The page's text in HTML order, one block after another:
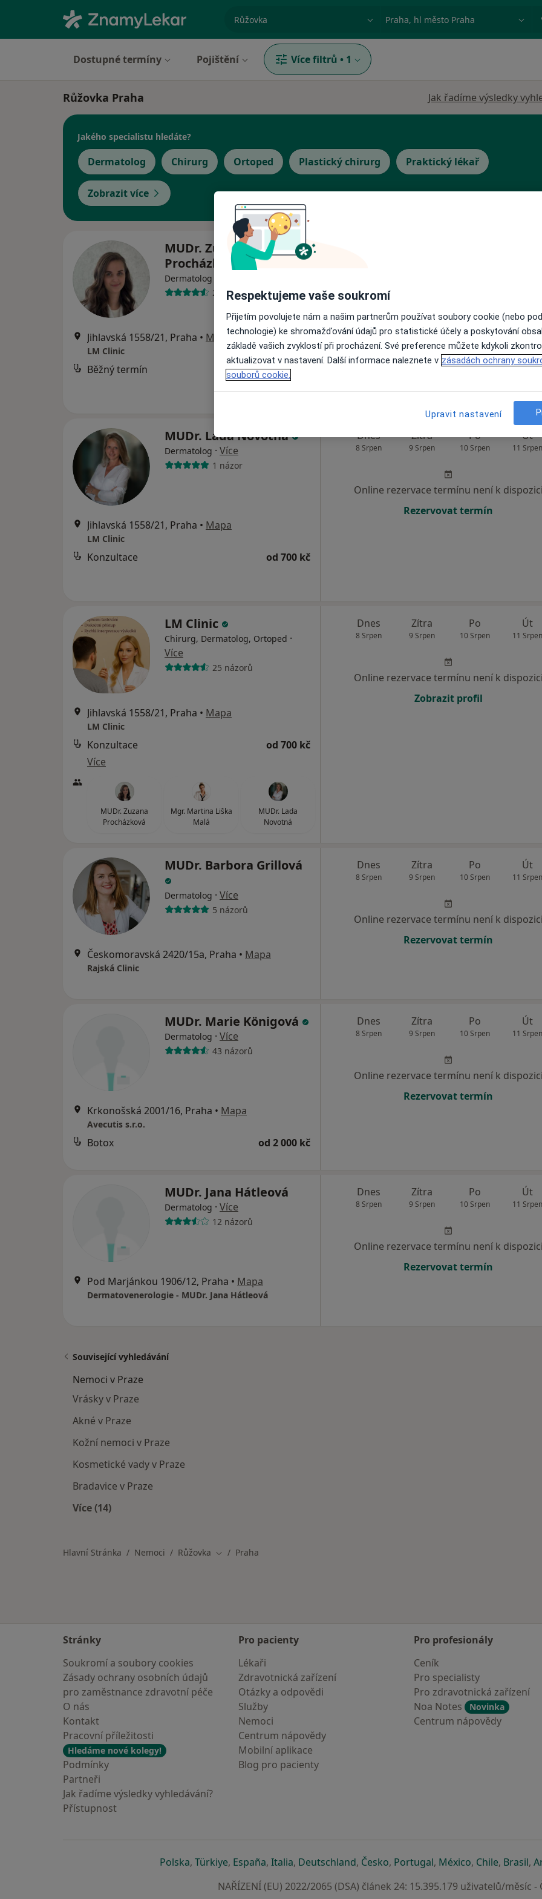
specializace, nemoc nebo příjmení Město nebo region
Dostupné termíny Pojištění Více filtrů • 1
Růžovka Praha Jak řadíme výsledky
Jakého specialistu hledáte?
Dermatolog Chirurg Ortoped Plastický chirurg Praktický lékař
Zobrazit více
MUDr. Zuzana
Procházková
Dermatolog
24 názorů
Jihlavská 1558/21, Praha • Mapa
LM Clinic
Běžný termín 3 800 Kč
Online rezervace termínu není k dispozici
Rezervovat termín
MUDr. Lada Novotná
Dermatolog · Více
1 názor
Jihlavská 1558/21, Praha • Mapa
LM Clinic
Konzultace od 700 kč
Dnes
8 Srpen
Zítra
9 Srpen
Po
10 Srpen
Út
11 Srpen
Online rezervace termínu není k dispozici
Rezervovat termín
LM Clinic
Chirurg, Dermatolog, Ortoped ·
Více
25 názorů
Jihlavská 1558/21, Praha • Mapa
LM Clinic
Konzultace
od 700 kč
Více
MUDr. Zuzana
Procházková
Mgr. Martina Liška
Malá
MUDr. Lada
Novotná
Dnes
8 Srpen
Zítra
9 Srpen
Po
10 Srpen
Út
11 Srpen
Online rezervace termínu není k dispozici
Zobrazit profil
MUDr. Barbora Grillová
Dermatolog · Více
5 názorů
Českomoravská 2420/15a, Praha • Mapa
Rajská Clinic
Dnes
8 Srpen
Zítra
9 Srpen
Po
10 Srpen
Út
11 Srpen
Online rezervace termínu není k dispozici
Rezervovat termín
MUDr. Marie Königová
Dermatolog · Více
43 názorů
Krkonošská 2001/16, Praha • Mapa
Avecutis s.r.o.
Botox od 2 000 kč
Dnes
8 Srpen
Zítra
9 Srpen
Po
10 Srpen
Út
11 Srpen
Online rezervace termínu není k dispozici
Rezervovat termín
MUDr. Jana Hátleová
Dermatolog · Více
12 názorů
Pod Marjánkou 1906/12, Praha • Mapa
Dermatovenerologie - MUDr. Jana Hátleová
Dnes
8 Srpen
Zítra
9 Srpen
Po
10 Srpen
Út
11 Srpen
Online rezervace termínu není k dispozici
Rezervovat termín
Související vyhledávání
Nemoci v Praze
Vrásky v Praze
Akné v Praze
Kožní nemoci v Praze
Kosmetické vady v Praze
Bradavice v Praze
Více (14)
Hlavní Stránka Nemoci Růžovka Změna města
Praha
Stránky
Soukromí a soubory cookies
Zásady ochrany osobních údajů
pro zaměstnance zdravotní péče
O nás
Kontakt
Pracovní příležitosti
Hledáme nové kolegy!
Podmínky
Partneři
Jak řadíme výsledky vyhledávání?
Přístupnost
Pro pacienty
Lékaři
Zdravotnická zařízení
Otázky a odpovědi
Služby
Nemoci
Centrum nápovědy
Mobilní aplikace
Blog pro pacienty
Pro profesionály
Ceník
Pro specialisty
Pro zdravotnická zařízení
Noa Notes
Novinka
Centrum nápovědy
Polskase otevře v nové záložce
, Türkiyese otevře v nové záložce
, Españase otevře v nové záložce
, Italiase otevře v nové záložce
, Deutschlandse otevře v nové záložce
, Českose otevře v nové záložce
, Portugalse otevře v nové
, Méxicose otevře v
, Chilese otevře
, Brasilse
,
NAŘÍZENÍ (EU) 2022/2065 (DSA) článek 24: 15.395.179 uživatelů/měsíc -
Respektujeme vaše soukromí
Přijetím povolujete nám a našim partnerům používat soubory cookie (nebo
technologie) ke shromažďování údajů pro statistické účely a poskytování
základě vašich zvyklostí při procházení. Své preference můžete kdykoli
aktualizovat v nastavení. Další informace naleznete v zásadách ochrany
souborů cookie.
Upravit nastavení